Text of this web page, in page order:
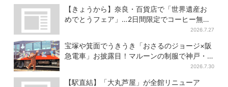
登場の「チョコソフト」に行
テムが勢ぞろい
【きょうから】奈良・百貨店で「世界遺産お
めでとうフェア」…2日間限定でコーヒー無料
2026.7.27
宝塚や箕面でうきうき「おさるのジョージ×阪
急電車」お披露目！マルーンの制服で神戸・
2026.7.30
【駅直結】「大丸芦屋」が全館リニューア